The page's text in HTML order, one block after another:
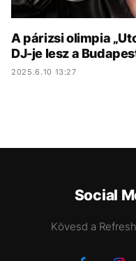
A párizsi olimpia
DJ-je lesz a
2025.6.10 13:27
Social
Kövesd a